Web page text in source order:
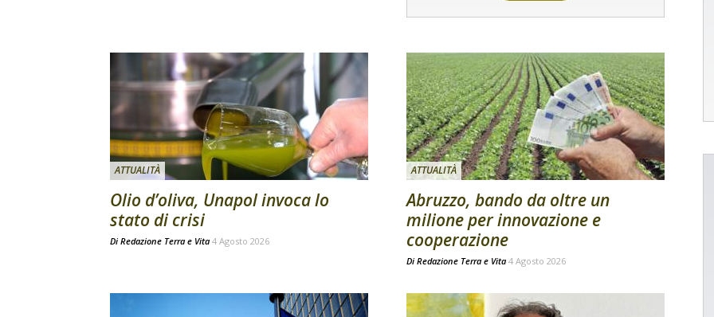
ATTUALITÀ
Olio d’oliva, Unapol invoca lo
stato di crisi
Di Redazione Terra e Vita 4 Agosto 2026
ATTUALITÀ
Abruzzo, bando da oltre un
milione per innovazione e
cooperazione
Di Redazione Terra e Vita 4 Agosto 2026